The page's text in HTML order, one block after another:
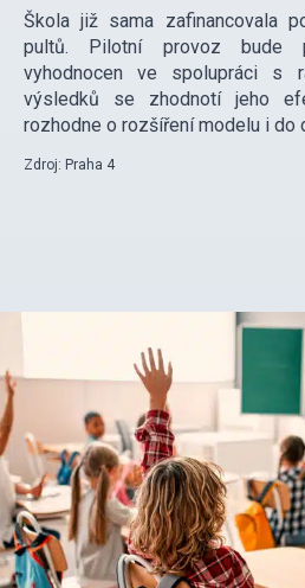
Škola již sama zafinancovala
pultů. Pilotní provoz bude
vyhodnocen ve spolupráci s
výsledků se zhodnotí jeho
rozhodne o rozšíření modelu i do
Zdroj: Praha 4